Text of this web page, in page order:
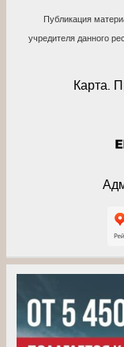
Публикация
учредителя данного
Карта.